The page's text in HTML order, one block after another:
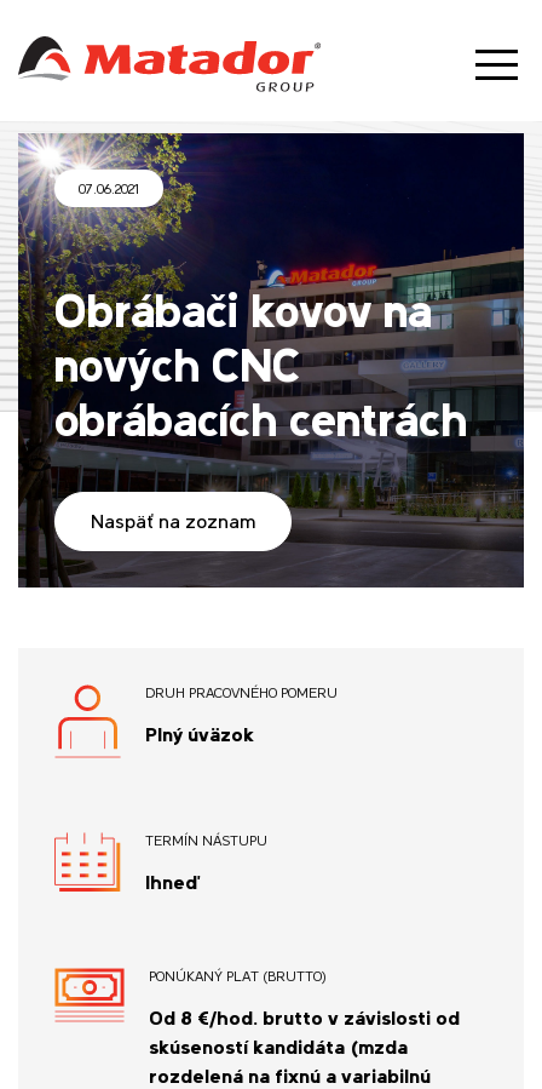
07.06.2021
Obrábači kovov na
nových CNC
obrábacích centrách
Naspäť na zoznam
DRUH PRACOVNÉHO POMERU
Plný úväzok
TERMÍN NÁSTUPU
Ihneď
PONÚKANÝ PLAT (BRUTTO)
Od 8 €/hod. brutto v závislosti od
skúseností kandidáta (mzda
rozdelená na fixnú a variabilnú